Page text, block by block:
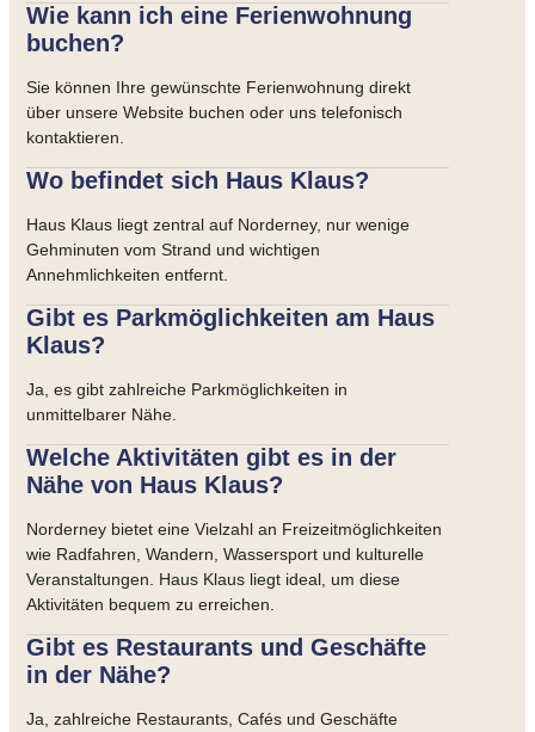
Wie kann ich eine Ferienwohnung
buchen?
Sie können Ihre gewünschte Ferienwohnung direkt
über unsere Website buchen oder uns telefonisch
kontaktieren.
Wo befindet sich Haus Klaus?
Haus Klaus liegt zentral auf Norderney, nur wenige
Gehminuten vom Strand und wichtigen
Annehmlichkeiten entfernt.
Gibt es Parkmöglichkeiten am Haus
Klaus?
Ja, es gibt zahlreiche Parkmöglichkeiten in
unmittelbarer Nähe.
Welche Aktivitäten gibt es in der
Nähe von Haus Klaus?
Norderney bietet eine Vielzahl an Freizeitmöglichkeiten
wie Radfahren, Wandern, Wassersport und kulturelle
Veranstaltungen. Haus Klaus liegt ideal, um diese
Aktivitäten bequem zu erreichen.
Gibt es Restaurants und Geschäfte
in der Nähe?
Ja, zahlreiche Restaurants, Cafés und Geschäfte